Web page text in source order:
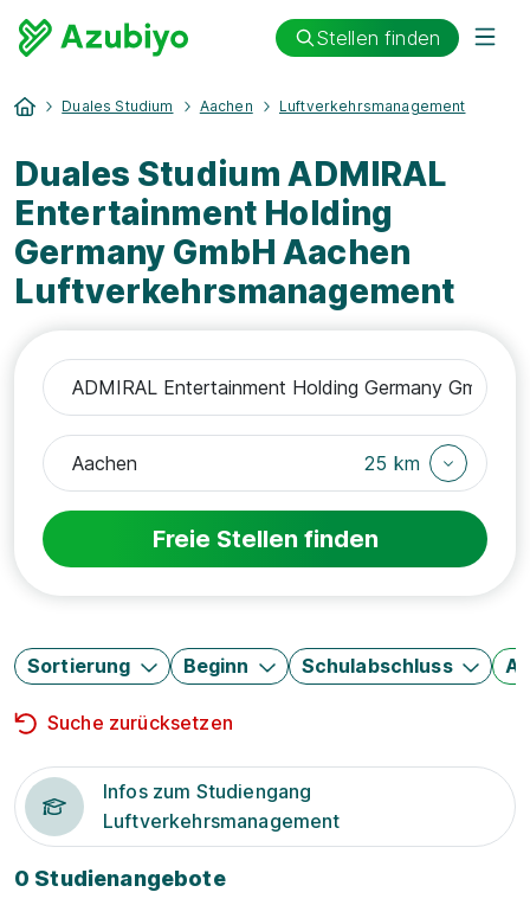
Stellen finden
Duales Studium Aachen Luftverkehrsmanagement
Duales Studium ADMIRAL
Entertainment Holding
Germany GmbH Aachen
Luftverkehrsmanagement
25 km
Freie Stellen finden
Sortierung Beginn Schulabschluss
Suche zurücksetzen
Infos zum Studiengang
Luftverkehrsmanagement
0 Studienangebote